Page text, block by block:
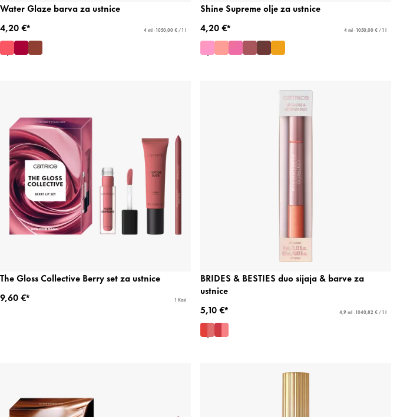
Water Glaze barva za ustnice
4,20 €*
4 ml - 1050,00 € / 1 l
Shine Supreme olje za ustnice
4,20 €*
4 ml - 1050,00 € / 1 l
The Gloss Collective Berry set za ustnice
9,60 €*
1 Kosi
BRIDES & BESTIES duo sijaja & barve za
ustnice
5,10 €*
4,9 ml - 1040,82 € / 1 l